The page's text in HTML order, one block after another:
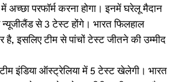
अच्छा परफॉर्म करना होगा। इनमें घरेलू मैदान
से 3 टेस्ट होंगे। भारत फिलहाल
है, इसलिए टीम से पांचों टेस्ट जीतने की उम्मीद
इंडिया ऑस्ट्रेलिया में 5 टेस्ट खेलेगी। भारत